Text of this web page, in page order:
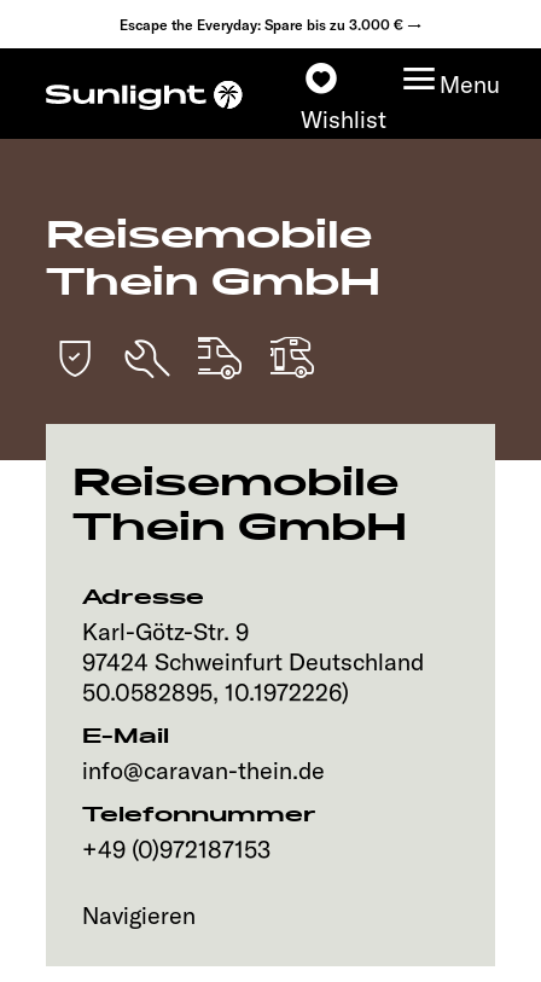
Escape the Everyday: Spare bis zu 3.000 € →
Wishlist
Menu
Modelle
Fahrzeugfinder
Händlersuche
Service
Reisemobile
Thein GmbH
Reisemobile
Thein GmbH
Adresse
Karl-Götz-Str. 9
97424 Schweinfurt Deutschland
50.0582895, 10.1972226)
E-Mail
info@caravan-thein.de
Telefonnummer
+49 (0)972187153
Navigieren